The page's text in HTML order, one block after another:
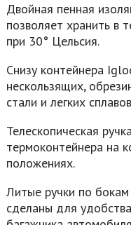
Двойная пенная
позволяет хранить в
при 30° Цельсия.
Снизу контейнера
нескользящих,
стали и легких
Телескопическая
термоконтейнера на
положениях.
Литые ручки по
сделаны для удобства